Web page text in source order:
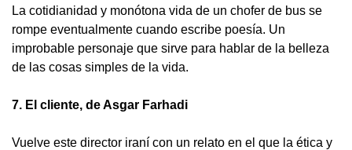
La cotidianidad y monótona vida de un chofer de bus se
rompe eventualmente cuando escribe poesía. Un
improbable personaje que sirve para hablar de la belleza
de las cosas simples de la vida.
7. El cliente, de Asgar Farhadi
Vuelve este director iraní con un relato en el que la ética y